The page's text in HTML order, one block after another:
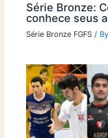
Série Bronze:
conhece seus
Série Bronze FGFS /